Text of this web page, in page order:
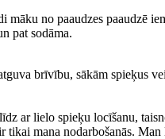
no paaudzes paaudzē
pat sodāma.
brīvību, sākām spieķus
ar lielo spieķu locīšanu,
tikai mana nodarbošanās.